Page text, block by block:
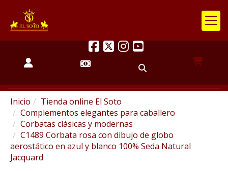
Inicio
Tienda online El Soto
Complementos elegantes para caballero
Corbatas clásicas y modernas
C1489 Corbata rosa con dibujo de globo
aerostático en azul y blanco 100% Seda Natural
Jacquard